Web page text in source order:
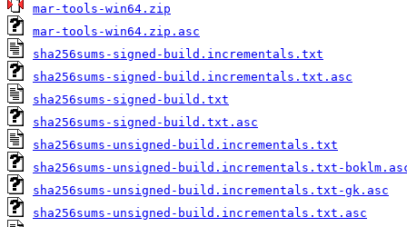
mar-tools-win64.zip
mar-tools-win64.zip.asc
sha256sums-signed-build.incrementals.txt
sha256sums-signed-build.incrementals.txt.asc
sha256sums-signed-build.txt
sha256sums-signed-build.txt.asc
sha256sums-unsigned-build.incrementals.txt
sha256sums-unsigned-build.incrementals.txt-
sha256sums-unsigned-build.incrementals.txt-gk.asc
sha256sums-unsigned-build.incrementals.txt.asc